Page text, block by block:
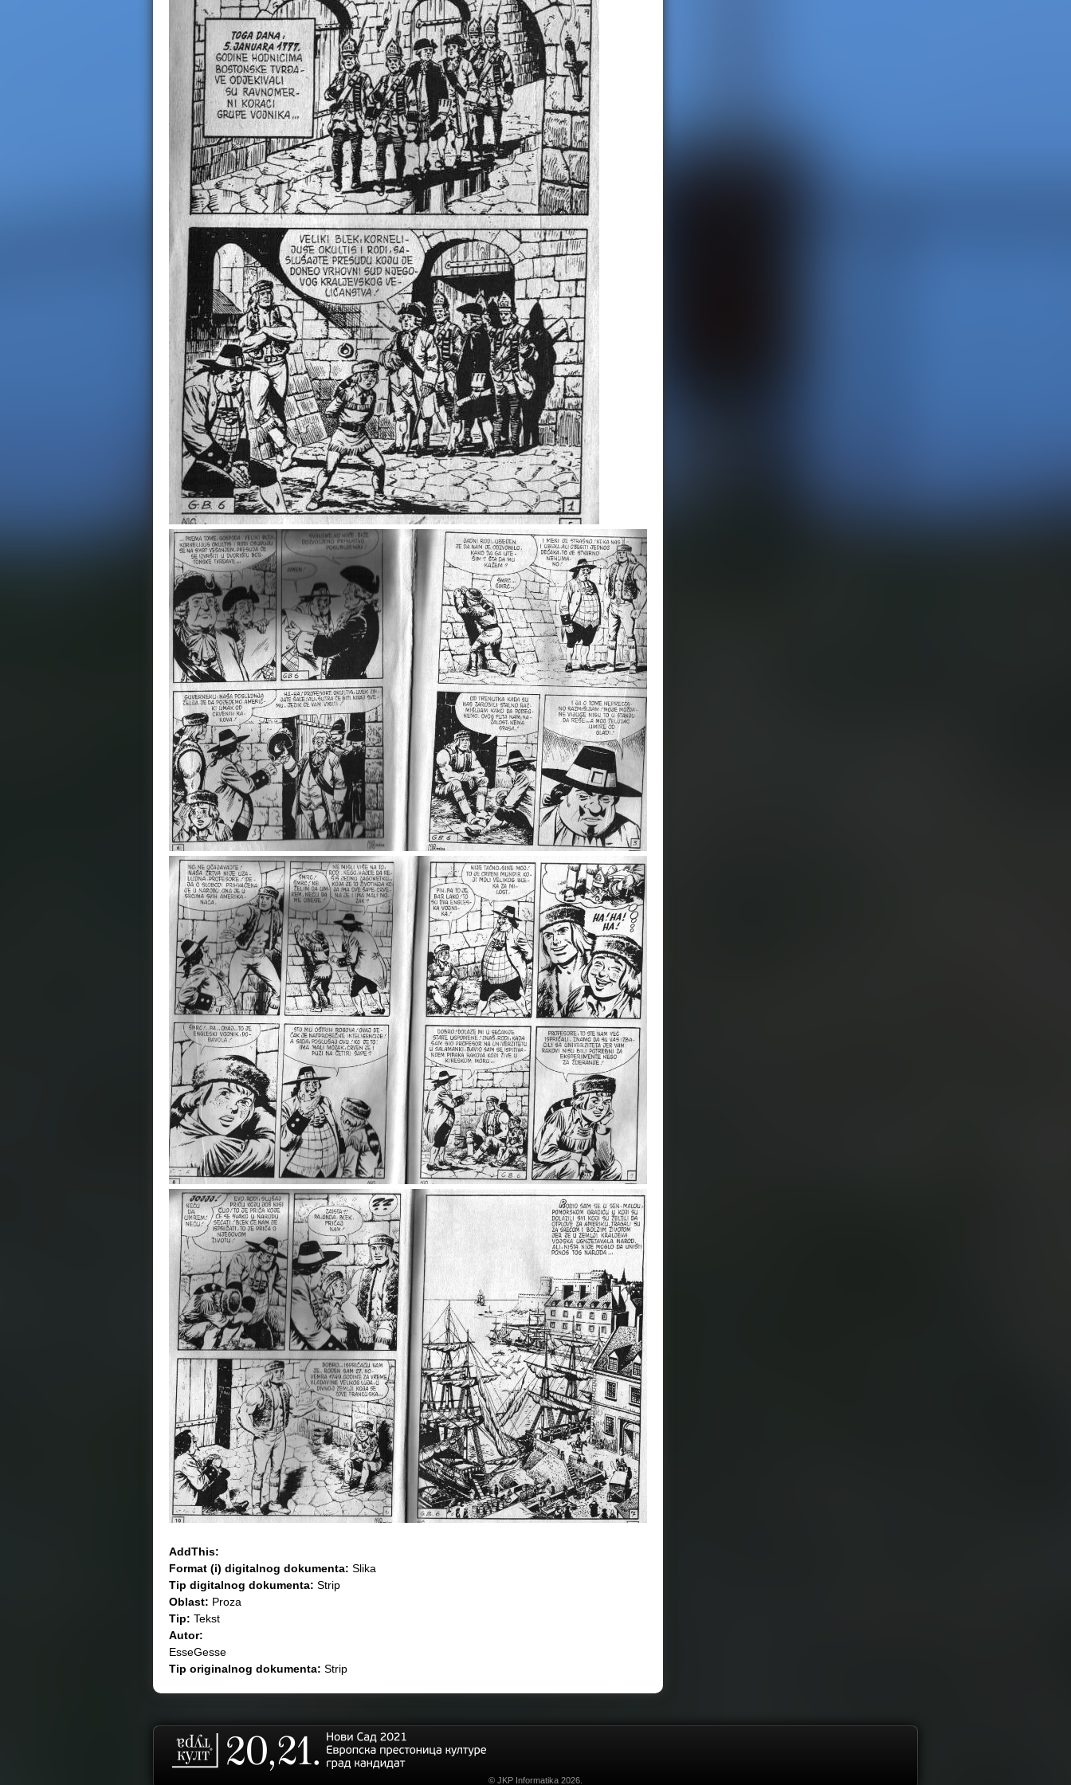
AddThis:
Format (i) digitalnog dokumenta: Slika
Tip digitalnog dokumenta: Strip
Oblast: Proza
Tip: Tekst
Autor:
EsseGesse
Tip originalnog dokumenta: Strip
© JKP Informatika 2026.